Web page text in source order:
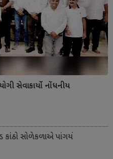
સેવાકાર્યો નોંધનીય
સોળેકળાએ પાંગર્યો